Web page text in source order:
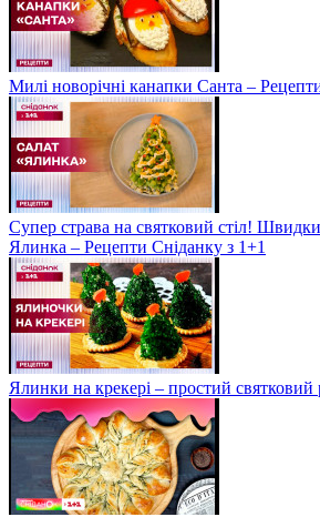
Милі новорічні канапки Санта –
Супер страва на святковий стіл!
Ялинка – Рецепти Сніданку з 1+1
Ялинки на крекері – простий святковий